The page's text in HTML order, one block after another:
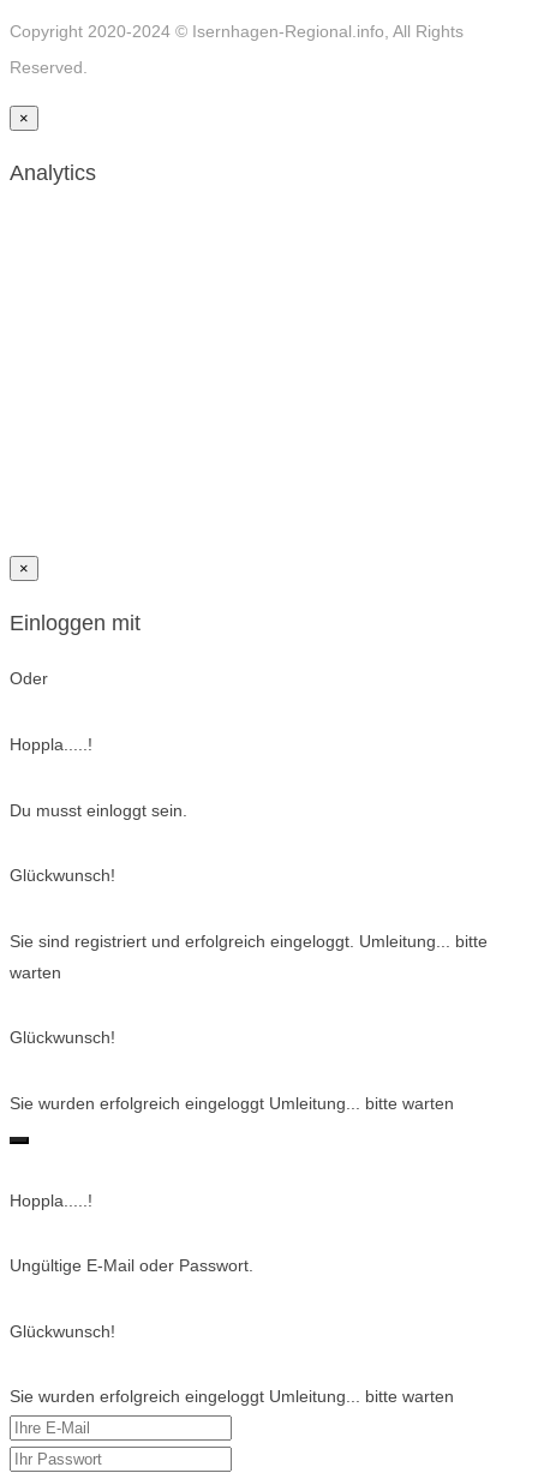
Copyright 2020-2024 © Isernhagen-Regional.info, All Rights
Reserved.
×
Analytics
×
Einloggen mit
Oder
Hoppla.....!
Du musst einloggt sein.
Glückwunsch!
Sie sind registriert und erfolgreich eingeloggt. Umleitung... bitte
warten
Glückwunsch!
Sie wurden erfolgreich eingeloggt Umleitung... bitte warten
Hoppla.....!
Ungültige E-Mail oder Passwort.
Glückwunsch!
Sie wurden erfolgreich eingeloggt Umleitung... bitte warten